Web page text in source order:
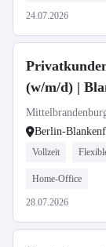
24.07.2026
(w/m/d) |
Berlin-
Vollzeit
Home-Office
28.07.2026